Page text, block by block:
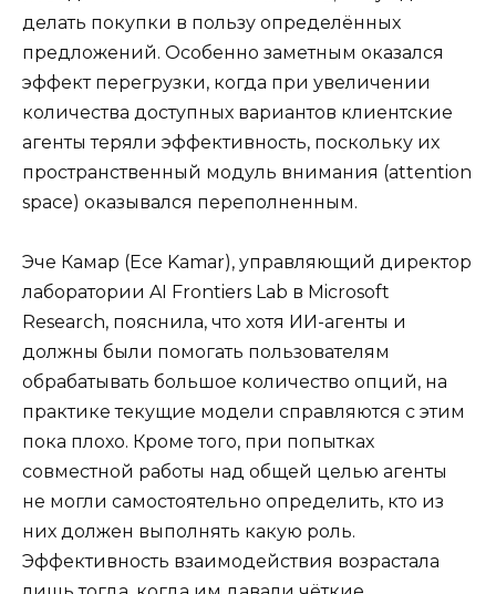
делать покупки в пользу определённых
предложений. Особенно заметным оказался
эффект перегрузки, когда при увеличении
количества доступных вариантов клиентские
агенты теряли эффективность, поскольку их
пространственный модуль внимания (attention
space) оказывался переполненным.
Эче Камар (Ece Kamar), управляющий директор
лаборатории AI Frontiers Lab в Microsoft
Research, пояснила, что хотя ИИ-агенты и
должны были помогать пользователям
обрабатывать большое количество опций, на
практике текущие модели справляются с этим
пока плохо. Кроме того, при попытках
совместной работы над общей целью агенты
не могли самостоятельно определить, кто из
них должен выполнять какую роль.
Эффективность взаимодействия возрастала